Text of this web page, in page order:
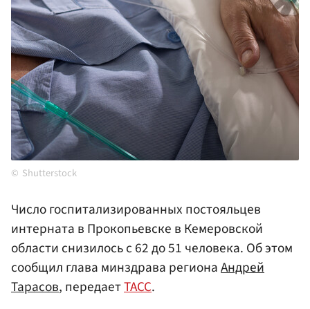
Shutterstock
Число госпитализированных постояльцев
интерната в Прокопьевске в Кемеровской
области снизилось с 62 до 51 человека. Об этом
сообщил глава минздрава регионаАндрей
Тарасов, передаетТАСС.